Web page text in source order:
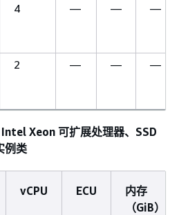
4 — — —
2 — — —
Xeon 可扩展处理器、SSD
例类
vCPU ECU
内存
（GiB）